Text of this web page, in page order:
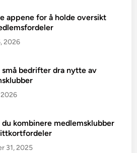
appene for å holde oversikt
2026
små bedrifter dra nytte av
2026
du kombinere medlemsklubber
31, 2025